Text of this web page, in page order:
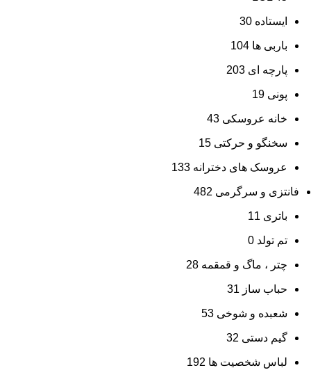
ایستاده 30
باربی ها 104
پارچه ای 203
پونی 19
خانه عروسکی 43
سخنگو و حرکتی 15
عروسک های دخترانه 133
فانتزی و سرگرمی 482
باتری 11
تم تولد 0
چتر ، ماگ و قمقمه 28
حباب ساز 31
شعبده و شوخی 53
گیم دستی 32
لباس شخصیت ها 192